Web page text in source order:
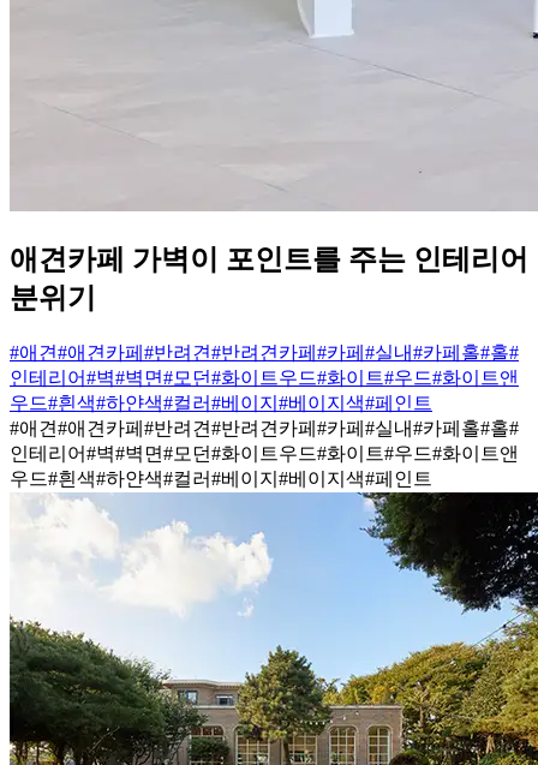
애견카페 가벽이 포인트를 주는 인테리어
분위기
#애견#애견카페 #반려견#반려견카페 #카페 #실내#카페홀#홀#
인테리어#벽#벽면#모던#화이트우드#화이트#우드#화이트앤
우드#흰색#하얀색#컬러#베이지 #베이지색#페인트
#애견#애견카페 #반려견#반려견카페 #카페 #실내#카페홀#홀#
인테리어#벽#벽면#모던#화이트우드#화이트#우드#화이트앤
우드#흰색#하얀색#컬러#베이지 #베이지색#페인트